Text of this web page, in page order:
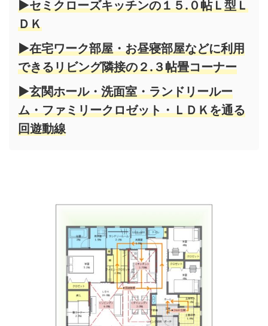
▶セミクローズキッチンの１５.０帖Ｌ型Ｌ
ＤＫ
▶在宅ワーク部屋・お昼寝部屋などに利用
できるリビング隣接の２.３帖畳コーナー
▶玄関ホール・洗面室・ランドリールー
ム・ファミリークロゼット・ＬＤＫを通る
回遊動線